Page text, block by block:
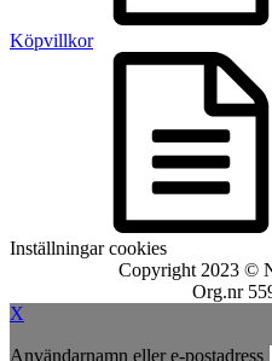
Köpvillkor
Inställningar cookies
Copyright 2023 ©
Org.nr
X
Användarnamn eller e-postadress